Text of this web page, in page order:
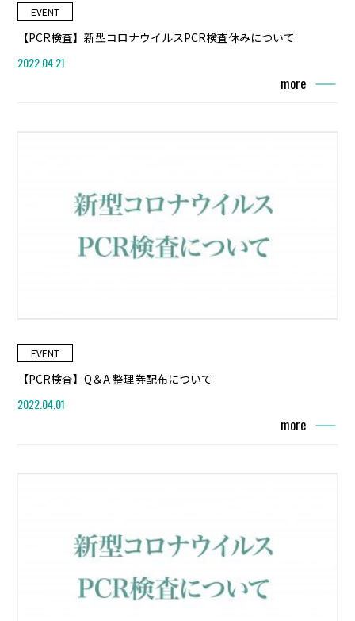
EVENT
【PCR検査】新型コロナウイルスPCR検査休みについて
2022.04.21
more
EVENT
【PCR検査】Q＆A 整理券配布について
2022.04.01
more